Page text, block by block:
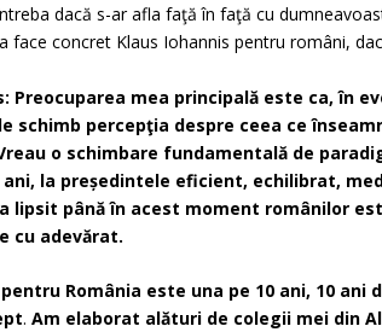
dacă s-ar afla faţă în faţă cu
face concret Klaus Iohannis pentru români,
Preocuparea mea principală este ca, în
schimb percepţia despre ceea ce
o schimbare fundamentală de
la președintele eficient, echilibrat,
lipsit până în acest moment românilor
cu adevărat.
România este una pe 10 ani, 10
.Am elaborat alături de colegii mei din